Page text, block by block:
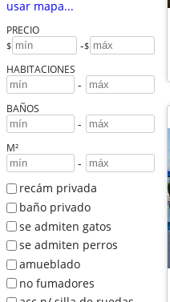
usar mapa...
PRECIO
$ -$
HABITACIONES
-
BAÑOS
-
M²
-
recám privada
baño privado
se admiten gatos
se admiten perros
amueblado
no fumadores